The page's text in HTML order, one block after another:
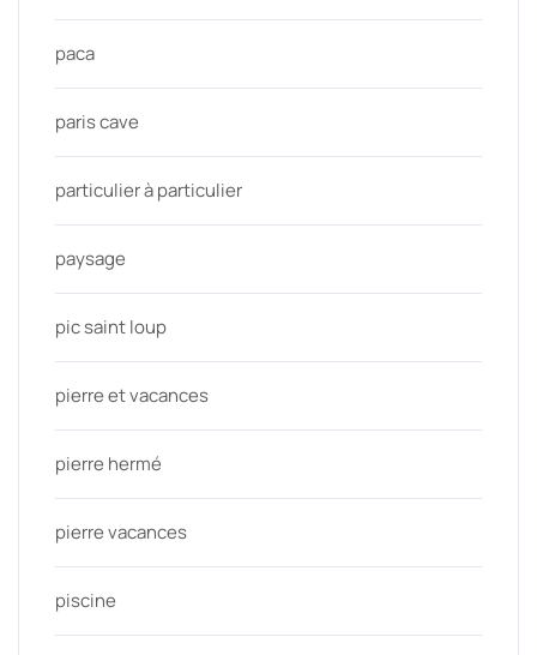
paca
paris cave
particulier à particulier
paysage
pic saint loup
pierre et vacances
pierre hermé
pierre vacances
piscine